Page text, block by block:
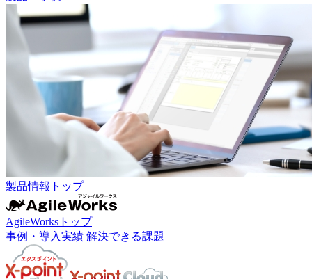
製品情報トップ
AgileWorksトップ
事例・導入実績 解決できる課題